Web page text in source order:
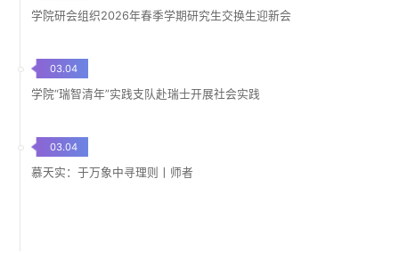
学院研会组织2026年春季学期研究生交换生迎新会
03.04
学院“瑞智清年”实践支队赴瑞士开展社会实践
03.04
慕天实：于万象中寻理则丨师者